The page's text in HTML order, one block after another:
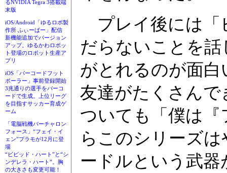
るNVIDIA Tegra 3搭載端
末版
iOS/Android「ゆるロボ製
作所 ふぃーばー」配信
新機能追加でバージョン
アップ。ゆるかわロボッ
ト登場のロボット生産ア
プリ
iOS「バーコードフット
ボーラー」事前登録開始
3兆通りの選手をバーコ
ードで生成。上位リーグ
を目指すサッカー育成ゲ
ーム
「電脳戦機バーチャロン
フォース」“フェイ・イ
ェン”プラモが12月に登
場
“ビビッド・ハート”と“シ
ンデレラ・ハート”。胸
の大きさも変更可能！
プレイ後には「
だらないことを
がとれるのが面
友達がたくさん
ついても「僕は
らこのシリーズ
ードルという武